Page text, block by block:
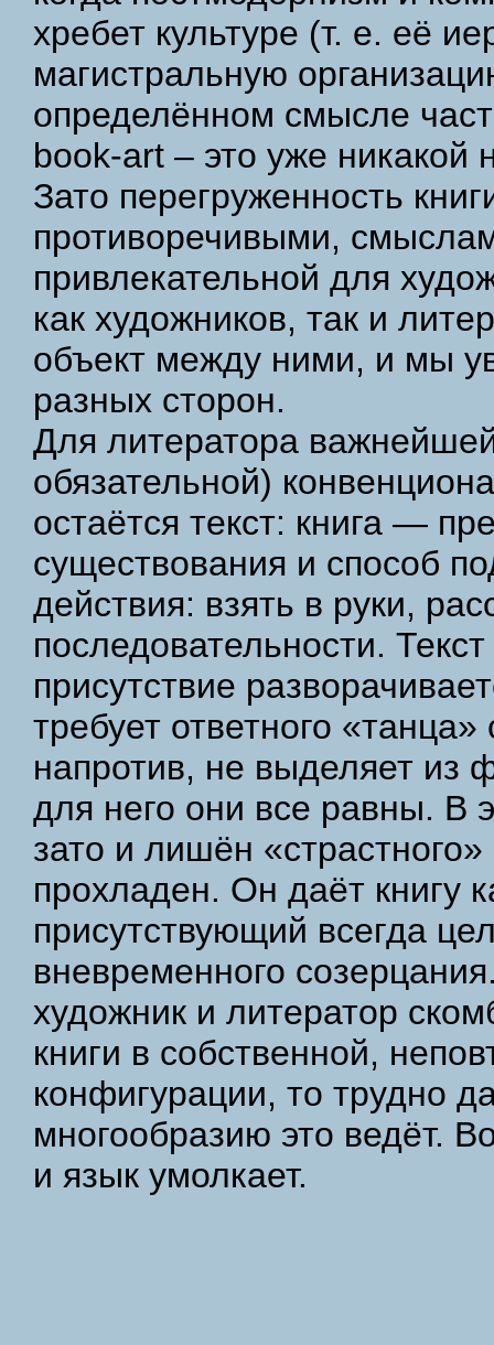
хребет культуре (т. е. её
магистральную
определённом смысле
book-art – это уже никакой
Зато перегруженность
противоречивыми,
привлекательной для
как художников, так и
объект между ними, и мы
разных сторон.
Для литератора
обязательной)
остаётся текст: книга —
существования и способ
действия: взять в руки,
последовательности.
присутствие
требует ответного
напротив, не выделяет из
для него они все равны. В
зато и лишён
прохладен. Он даёт книгу
присутствующий всегда
вневременного
художник и литератор
книги в собственной,
конфигурации, то трудно
многообразию это ведёт.
и язык умолкает.